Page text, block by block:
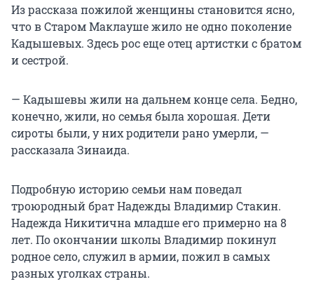
Из рассказа пожилой женщины становится ясно,
что в Старом Маклауше жило не одно поколение
Кадышевых. Здесь рос еще отец артистки с братом
и сестрой.
— Кадышевы жили на дальнем конце села. Бедно,
конечно, жили, но семья была хорошая. Дети
сироты были, у них родители рано умерли, —
рассказала Зинаида.
Подробную историю семьи нам поведал
троюродный брат Надежды Владимир Стакин.
Надежда Никитична младше его примерно на 8
лет. По окончании школы Владимир покинул
родное село, служил в армии, пожил в самых
разных уголках страны.